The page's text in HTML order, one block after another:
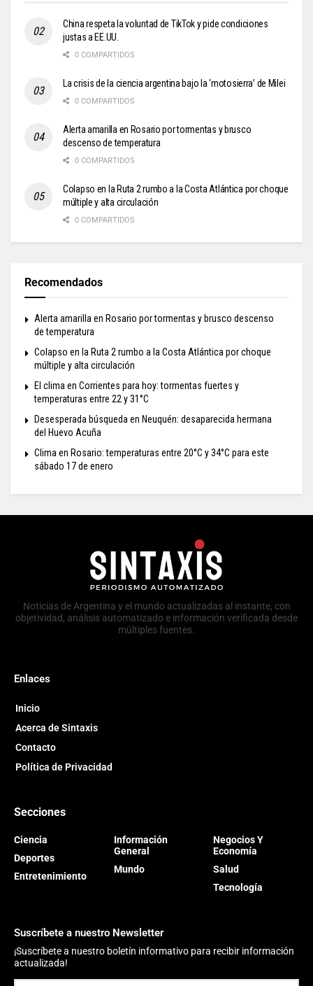
China respeta la voluntad de TikTok y pide condiciones
justas a EE.UU.
0 COMPARTIDOS
La crisis de la ciencia argentina bajo la ‘motosierra’ de Milei
0 COMPARTIDOS
Alerta amarilla en Rosario por tormentas y brusco
descenso de temperatura
0 COMPARTIDOS
Colapso en la Ruta 2 rumbo a la Costa Atlántica por choque
múltiple y alta circulación
0 COMPARTIDOS
Recomendados
Alerta amarilla en Rosario por tormentas y brusco descenso
de temperatura
Colapso en la Ruta 2 rumbo a la Costa Atlántica por choque
múltiple y alta circulación
El clima en Corrientes para hoy: tormentas fuertes y
temperaturas entre 22 y 31°C
Desesperada búsqueda en Neuquén: desaparecida hermana
del Huevo Acuña
Clima en Rosario: temperaturas entre 20°C y 34°C para este
sábado 17 de enero
Noticias de Argentina y el mundo actualizadas al instante, con
objetividad, análisis automatizado e información verificada desde
múltiples fuentes.
Enlaces
Inicio
Acerca de Sintaxis
Contacto
Política de Privacidad
Secciones
Ciencia
Deportes
Entretenimiento
Información
General
Mundo
Negocios Y
Economía
Salud
Tecnología
Suscríbete a nuestro Newsletter
¡Suscríbete a nuestro boletín informativo para recibir información
actualizada!